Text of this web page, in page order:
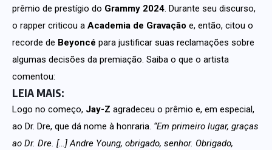
prêmio de prestígio do Grammy 2024. Durante seu discurso,
o rapper criticou a Academia de Gravação e, então, citou o
recorde de Beyoncé para justificar suas reclamações sobre
algumas decisões da premiação. Saiba o que o artista
comentou:
LEIA MAIS:
Logo no começo, Jay-Z agradeceu o prêmio e, em especial,
ao Dr. Dre, que dá nome à honraria. “Em primeiro lugar, graças
ao Dr. Dre. […] Andre Young, obrigado, senhor. Obrigado,